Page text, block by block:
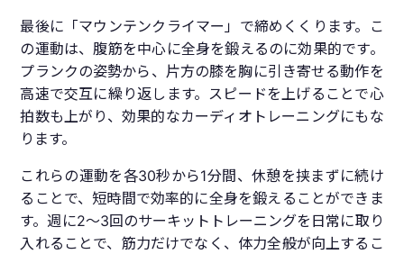
最後に「マウンテンクライマー」で締めくくります。こ
の運動は、腹筋を中心に全身を鍛えるのに効果的です。
プランクの姿勢から、片方の膝を胸に引き寄せる動作を
高速で交互に繰り返します。スピードを上げることで心
拍数も上がり、効果的なカーディオトレーニングにもな
ります。
これらの運動を各30秒から1分間、休憩を挟まずに続け
ることで、短時間で効率的に全身を鍛えることができま
す。週に2〜3回のサーキットトレーニングを日常に取り
入れることで、筋力だけでなく、体力全般が向上するこ